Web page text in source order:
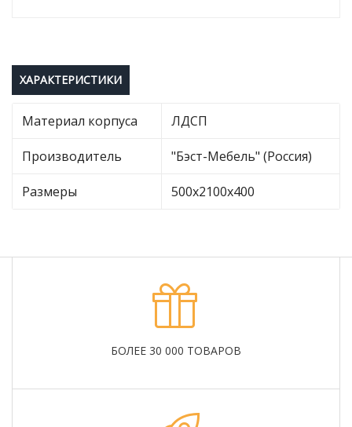
ХАРАКТЕРИСТИКИ
Материал корпуса ЛДСП
Производитель "Бэст-Мебель" (Россия)
Размеры 500х2100х400
БОЛЕЕ 30 000 ТОВАРОВ